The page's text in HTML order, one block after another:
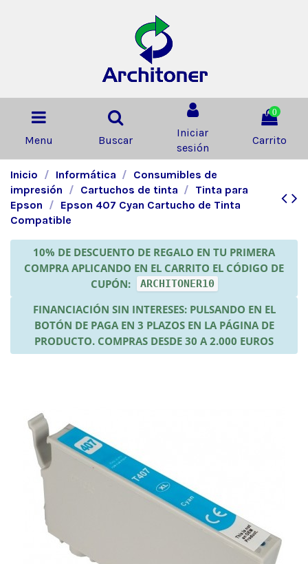
Menu Buscar
Iniciar
sesión
0
Carrito
Inicio Informática
Consumibles de
impresión
Cartuchos de tinta
Tinta para
Epson
Epson 407 Cyan Cartucho de Tinta
Compatible
10% DE DESCUENTO DE REGALO EN TU PRIMERA
COMPRA APLICANDO EN EL CARRITO EL CÓDIGO DE
CUPÓN:
ARCHITONER10
FINANCIACIÓN SIN INTERESES: PULSANDO EN EL
BOTÓN DE PAGA EN 3 PLAZOS EN LA PÁGINA DE
PRODUCTO. COMPRAS DESDE 30 A 2.000 EUROS